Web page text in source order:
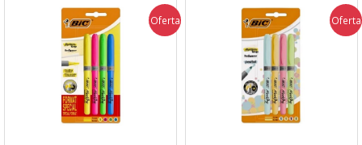
Oferta Oferta